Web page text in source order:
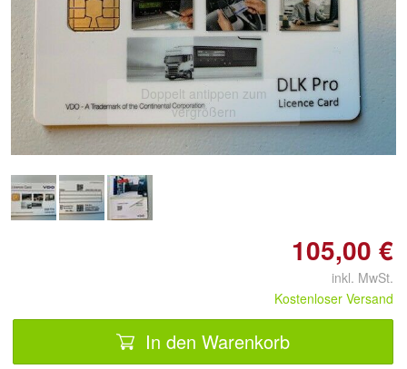
Doppelt antippen zum
vergrößern
105,00 €
inkl. MwSt.
Kostenloser Versand
In den Warenkorb